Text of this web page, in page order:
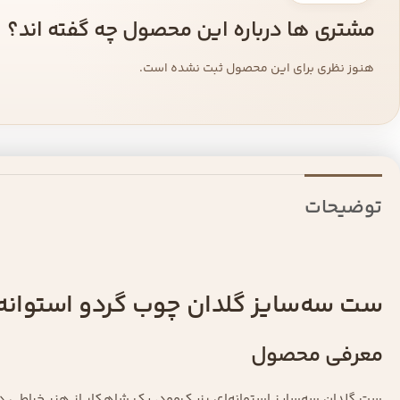
مشتری ها درباره این محصول چه گفته اند؟
هنوز نظری برای این محصول ثبت نشده است.
توضیحات
ست سه‌سایز گلدان چوب گردو
معرفی محصول